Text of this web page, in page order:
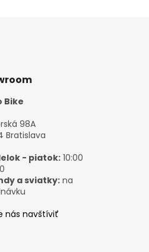
Bike
98A
Bratislava
- piatok: 10:00
a sviatky: na
nás navštíviť